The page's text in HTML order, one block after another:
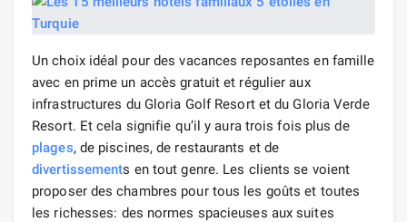
Un choix idéal pour des vacances reposantes en famille
avec en prime un accès gratuit et régulier aux
infrastructures du Gloria Golf Resort et du Gloria Verde
Resort. Et cela signifie qu’il y aura trois fois plus de
plages, de piscines, de restaurants et de
divertissements en tout genre. Les clients se voient
proposer des chambres pour tous les goûts et toutes
les richesses: des normes spacieuses aux suites